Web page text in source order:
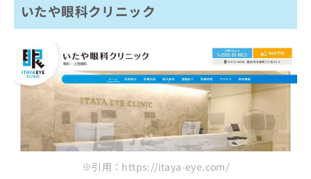
いたや眼科クリニック
※引用：https://itaya-eye.com/